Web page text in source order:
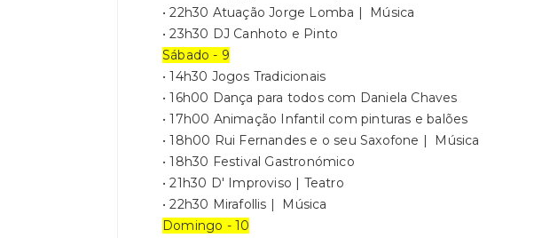
• 22h30 Atuação Jorge Lomba | Música
• 23h30 DJ Canhoto e Pinto
Sábado - 9
• 14h30 Jogos Tradicionais
• 16h00 Dança para todos com Daniela Chaves
• 17h00 Animação Infantil com pinturas e balões
• 18h00 Rui Fernandes e o seu Saxofone | Música
• 18h30 Festival Gastronómico
• 21h30 D' Improviso | Teatro
• 22h30 Mirafollis | Música
Domingo - 10